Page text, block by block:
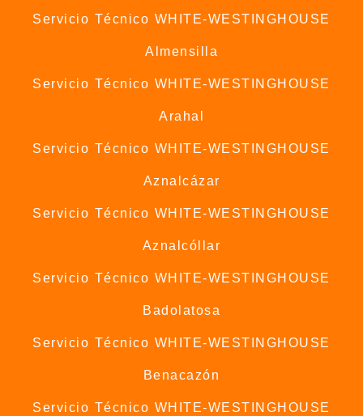
Servicio Técnico WHITE-WESTINGHOUSE
Almensilla
Servicio Técnico WHITE-WESTINGHOUSE
Arahal
Servicio Técnico WHITE-WESTINGHOUSE
Aznalcázar
Servicio Técnico WHITE-WESTINGHOUSE
Aznalcóllar
Servicio Técnico WHITE-WESTINGHOUSE
Badolatosa
Servicio Técnico WHITE-WESTINGHOUSE
Benacazón
Servicio Técnico WHITE-WESTINGHOUSE